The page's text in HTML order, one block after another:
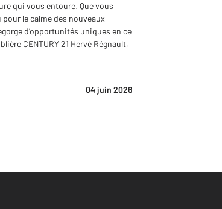
qui vous entoure. Que vous
le calme des nouveaux
d’opportunités uniques en ce
CENTURY 21 Hervé Régnault,
04 juin 2026